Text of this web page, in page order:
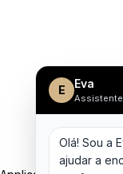
E Eva
Olá! Sou a
ajudar a